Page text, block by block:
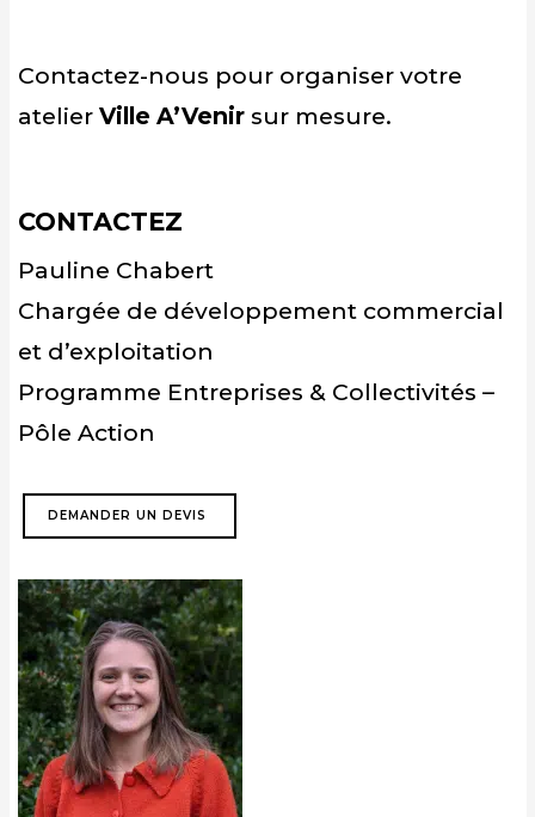
Contactez-nous pour organiser votre
atelier Ville A’Venir sur mesure.
CONTACTEZ
Pauline Chabert
Chargée de développement commercial
et d’exploitation
Programme Entreprises & Collectivités –
Pôle Action
DEMANDER UN DEVIS